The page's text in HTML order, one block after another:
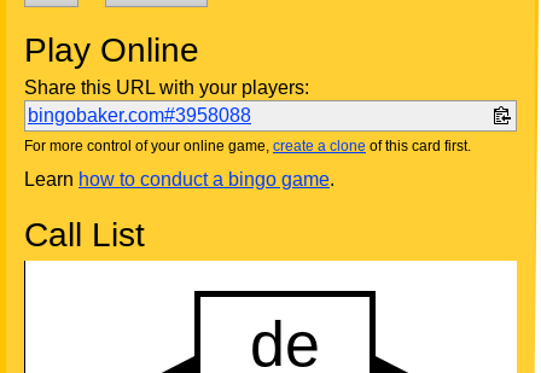
Play Online
Share this URL with your players:
bingobaker.com#3958088
For more control of your online game, create a clone of this card first.
Learn how to conduct a bingo game.
Call List